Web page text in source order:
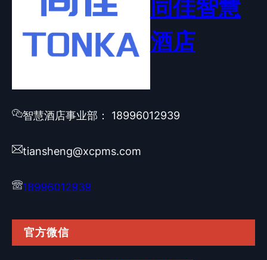
同佳智慧
酒店
智慧酒店事业部： 18996012939
tiansheng@xcpms.com
18996012939
官方微信